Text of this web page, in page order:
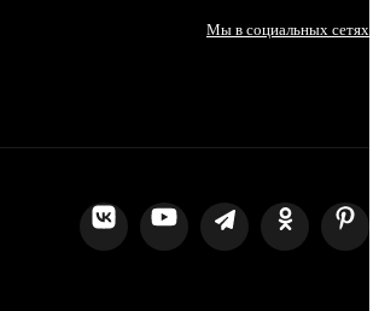
Мы в социальных сетях